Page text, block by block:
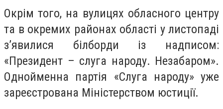
Окрім того, на вулицях обласного центру
та в окремих районах області у листопаді
з’явилися білборди із надписом:
«Президент – слуга народу. Незабаром».
Однойменна партія «Слуга народу» уже
зареєстрована Міністерством юстиції.